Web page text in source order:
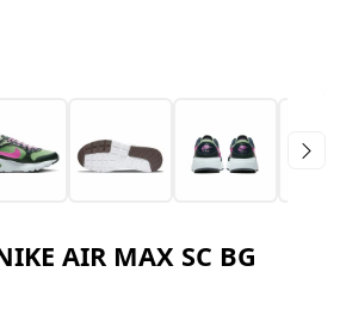
AIR MAX SC BG